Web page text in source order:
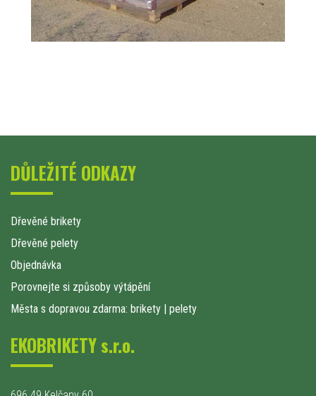
DŮLEŽITÉ ODKAZY
Dřevěné brikety
Dřevěné pelety
Objednávka
Porovnejte si způsoby výtápění
Města s dopravou zdarma: brikety | pelety
EKOBRIKETY s.r.o.